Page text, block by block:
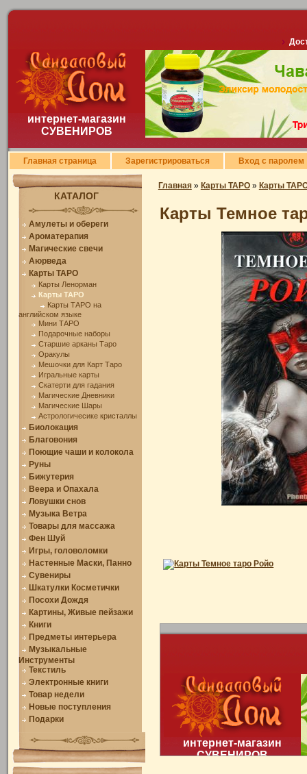
интернет-магазин
СУВЕНИРОВ
Главная страница Зарегистрироваться Вход с паролем
КАТАЛОГ
Амулеты и обереги
Ароматерапия
Магические свечи
Аюрведа
Карты ТАРО
Карты Ленорман
Карты ТАРО
Карты ТАРО на
английском языке
Мини ТАРО
Подарочные наборы
Старшие арканы Таро
Оракулы
Мешочки для Карт Таро
Игральные карты
Скатерти для гадания
Магические Дневники
Магические Шары
Астрологичесике кристаллы
Биолокация
Благовония
Поющие чаши и колокола
Руны
Бижутерия
Веера и Опахала
Ловушки снов
Музыка Ветра
Товары для массажа
Фен Шуй
Игры, головоломки
Настенные Маски, Панно
Сувениры
Шкатулки Косметички
Посохи Дождя
Картины, Живые пейзажи
Книги
Предметы интерьера
Музыкальные
Инструменты
Текстиль
Электронные книги
Товар недели
Новые поступления
Подарки
Главная» Карты ТАРО» Карты
Карты Темное